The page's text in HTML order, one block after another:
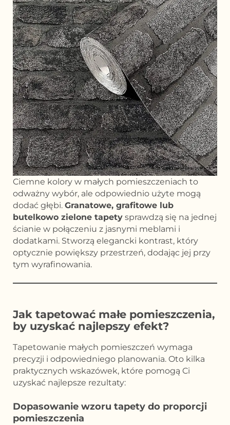
Ciemne kolory w małych pomieszczeniach to
odważny wybór, ale odpowiednio użyte mogą
dodać głębi. Granatowe, grafitowe lub
butelkowo zielone tapety sprawdzą się na jednej
ścianie w połączeniu z jasnymi meblami i
dodatkami. Stworzą elegancki kontrast, który
optycznie powiększy przestrzeń, dodając jej przy
tym wyrafinowania.
Jak tapetować małe pomieszczenia,
by uzyskać najlepszy efekt?
Tapetowanie małych pomieszczeń wymaga
precyzji i odpowiedniego planowania. Oto kilka
praktycznych wskazówek, które pomogą Ci
uzyskać najlepsze rezultaty:
Dopasowanie wzoru tapety do proporcji
pomieszczenia